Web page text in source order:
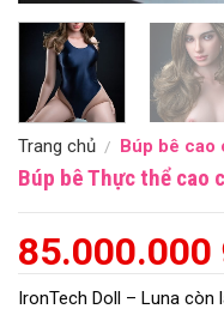
Trang chủ / Búp bê cao
Búp bê Thực thể cao
85.000.000
IronTech Doll – Luna